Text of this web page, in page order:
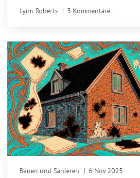
Lynn Roberts
3 Kommentare
Bauen und Sanieren 6 Nov 2025